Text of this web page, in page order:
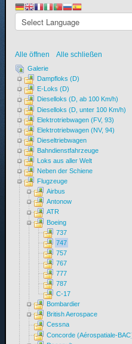
Alle öffnen Alle schließen
Galerie
Dampfloks (D)
E-Loks (D)
Dieselloks (D, ab 100 Km/h)
Dieselloks (D, unter 100 Km/h)
Elektrotriebwagen (FV, 93)
Elektrotriebwagen (NV, 94)
Dieseltriebwagen
Bahndienstfahrzeuge
Loks aus aller Welt
Neben der Schiene
Flugzeuge
Airbus
Antonow
ATR
Boeing
737
747
757
767
777
787
C-17
Bombardier
British Aerospace
Cessna
Concorde (Aérospatiale-BAC)